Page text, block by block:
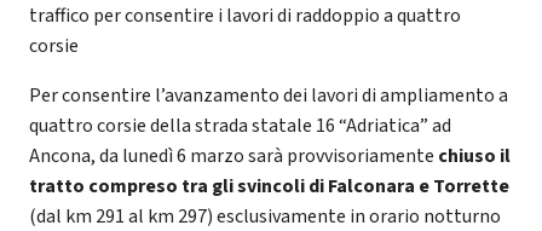
traffico per consentire i lavori di raddoppio a quattro
corsie
Per consentire l’avanzamento dei lavori di ampliamento a
quattro corsie della strada statale 16 “Adriatica” ad
Ancona, da lunedì 6 marzo sarà provvisoriamente chiuso il
tratto compreso tra gli svincoli di Falconara e Torrette
(dal km 291 al km 297) esclusivamente in orario notturno